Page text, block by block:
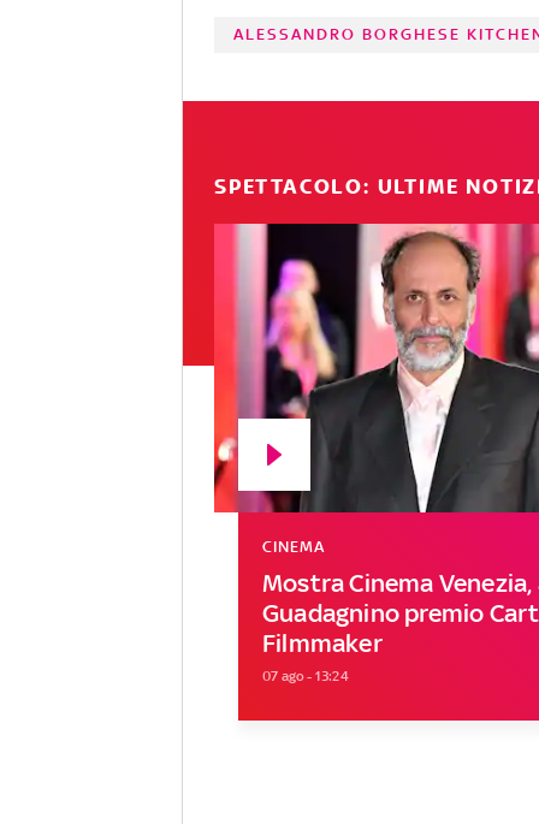
ALESSANDRO BORGHESE
SPETTACOLO: ULTIME
Mostra Cinema Venezia,
Guadagnino premio
Filmmaker
CINEMA
07 ago - 13:24